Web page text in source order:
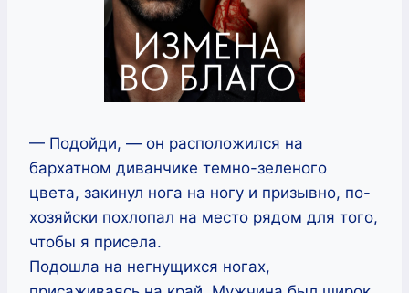
— Подойди, — он расположился на
бархатном диванчике темно-зеленого
цвета, закинул нога на ногу и призывно, по-
хозяйски похлопал на место рядом для того,
чтобы я присела.
Подошла на негнущихся ногах,